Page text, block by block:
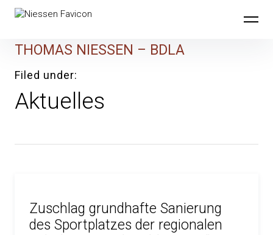
Skip
THOMAS NIESSEN – BDLA
Filed under
Aktuelles
Zuschlag grundhafte Sanierung
des Sportplatzes der regionalen